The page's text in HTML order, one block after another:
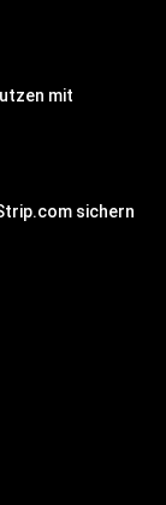
mit
sichern